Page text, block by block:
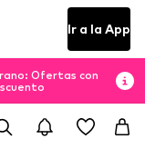
Ir a la App
Ofertas con